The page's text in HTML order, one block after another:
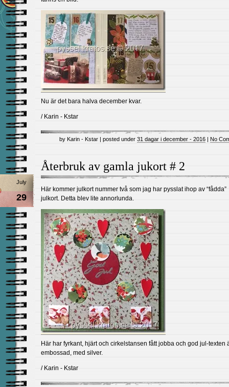
Nu är det bara halva december kvar.
/ Karin - Kstar
by Karin - Kstar | posted under 31 dagar i december - 2016 | No
Återbruk av gamla jukort # 2
July
29
Här kommer julkort nummer två som jag har pysslat ihop av “fådda”
julkort. Detta blev lite annorlunda.
Här har fyrkant, hjärt och cirkelstansen fått jobba och god jul-texten
embossad, med silver.
/ Karin - Kstar